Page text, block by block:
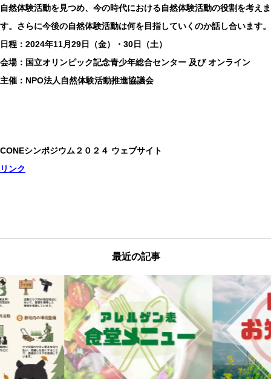
自然体験活動を見つめ、今の時代における自然体験活動の役割を考えま
す。さらに今後の自然体験活動は何を目指していくのか話し合います。
日程：2024年11月29日（金）・30日（土）
会場：国立オリンピック記念青少年総合センター 及び オンライン
主催：NPO法人自然体験活動推進協議会
CONEシンポジウム２０２４ ウェブサイト
リンク
最近の記事